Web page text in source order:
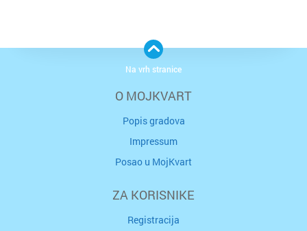
O MOJKVART
Popis gradova
Impressum
Posao u MojKvart
ZA KORISNIKE
Registracija
Na vrh stranice